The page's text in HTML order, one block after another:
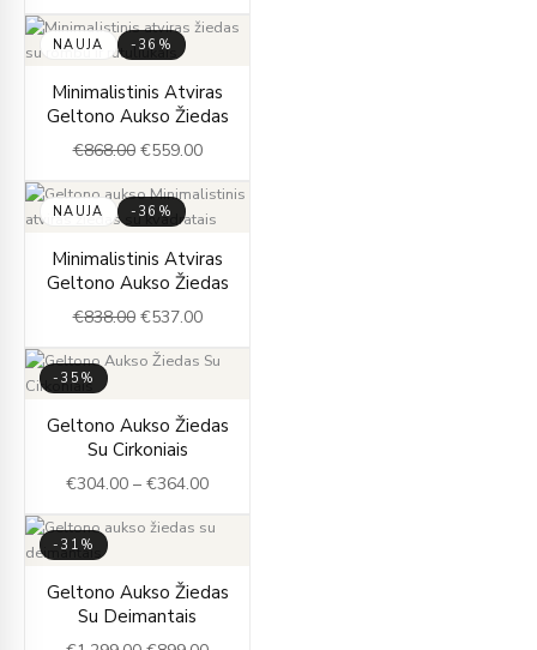
NAUJA -36%
Minimalistinis Atviras
Geltono Aukso Žiedas
€868.00
price
was:
€868.00.
€559.00
price
is:
€559.00.
NAUJA -36%
Minimalistinis Atviras
Geltono Aukso Žiedas
€838.00
price
was:
€838.00.
€537.00
price
is:
€537.00.
-35%
Geltono Aukso Žiedas
Su Cirkoniais
€304.00 – €364.00
range:
through
-31%
Geltono Aukso Žiedas
Su Deimantais
Original
price
was:
price